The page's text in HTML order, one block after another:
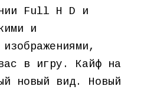
Full H D и
и
в игру. Кайф на
новый вид. Новый